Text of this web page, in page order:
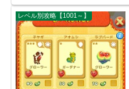
レベル別攻略【1001～】